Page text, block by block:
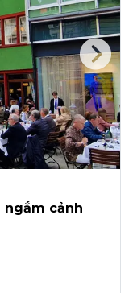
ngắm cảnh